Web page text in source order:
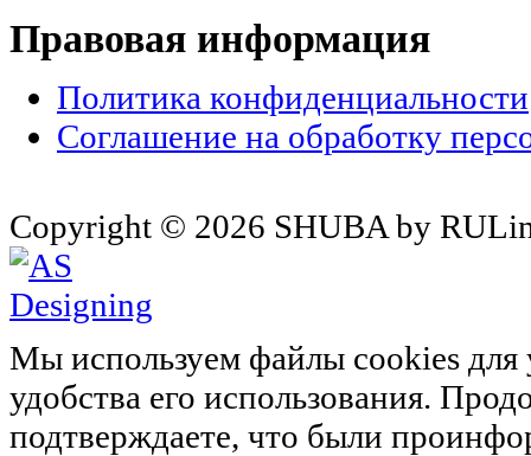
Правовая информация
Политика конфиденциальности
Соглашение на обработку
Copyright © 2026 SHUBA by
Мы используем файлы cookies для
удобства его использования.
подтверждаете, что были